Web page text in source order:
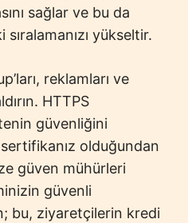
sağlar ve bu da
yükseltir.
reklamları ve
HTTPS
güvenliğini
olduğundan
güven mühürleri
güvenli
bu, ziyaretçilerin kredi